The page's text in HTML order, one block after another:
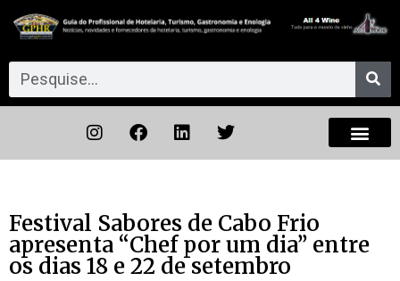
Festival Sabores de Cabo Frio
apresenta “Chef por um dia” entre
os dias 18 e 22 de setembro